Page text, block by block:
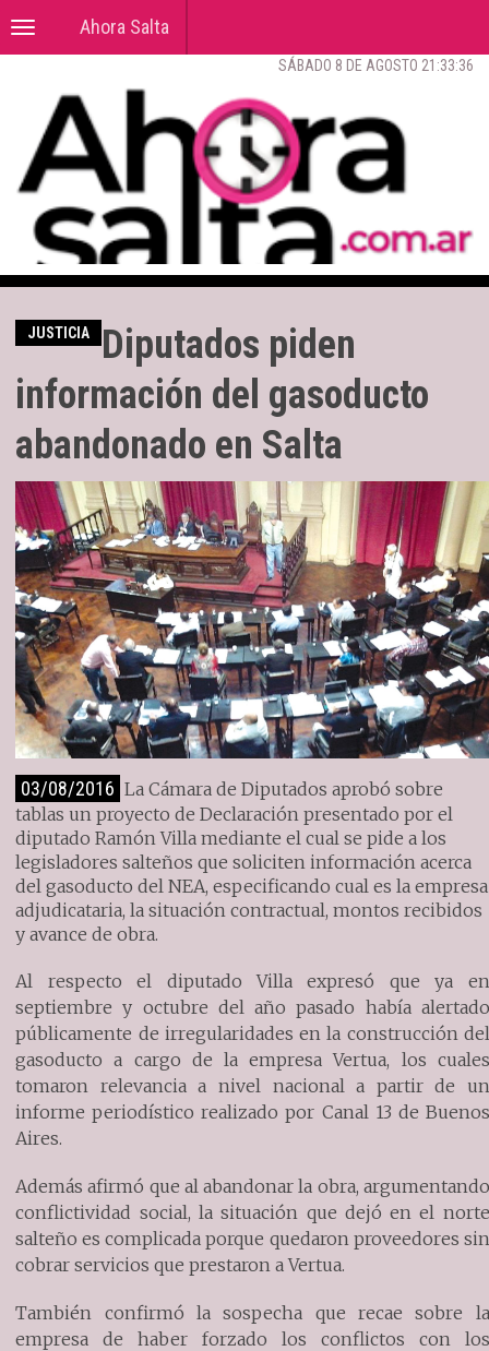
Toggle
navigation
Ahora Salta
SÁBADO 8 DE AGOSTO 21:33:37
JUSTICIA
Diputados piden
información del gasoducto
abandonado en Salta
03/08/2016 La Cámara de Diputados aprobó sobre
tablas un proyecto de Declaración presentado por el
diputado Ramón Villa mediante el cual se pide a los
legisladores salteños que soliciten información acerca
del gasoducto del NEA, especificando cual es la empresa
adjudicataria, la situación contractual, montos recibidos
y avance de obra.
Al respecto el diputado Villa expresó que ya en
septiembre y octubre del año pasado había alertado
públicamente de irregularidades en la construcción del
gasoducto a cargo de la empresa Vertua, los cuales
tomaron relevancia a nivel nacional a partir de un
informe periodístico realizado por Canal 13 de Buenos
Aires.
Además afirmó que al abandonar la obra, argumentando
conflictividad social, la situación que dejó en el norte
salteño es complicada porque quedaron proveedores sin
cobrar servicios que prestaron a Vertua.
También confirmó la sospecha que recae sobre la
empresa de haber forzado los conflictos con los